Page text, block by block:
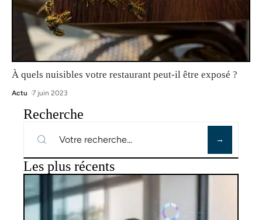
À quels nuisibles votre restaurant peut-il être exposé ?
Actu 7 juin 2023
Recherche
Les plus récents